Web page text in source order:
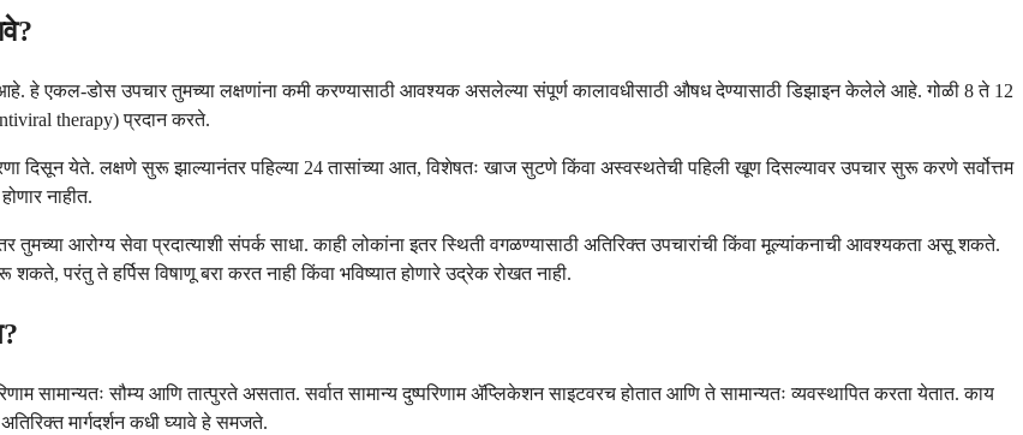
हे एकल-डोस उपचार तुमच्या लक्षणांना कमी करण्यासाठी आवश्यक असलेल्या संपूर्ण कालावधीसाठी औषध देण्यासाठी डिझाइन केलेले आहे. गोळी 8 ते 12
therapy) प्रदान करते.
दिसून येते. लक्षणे सुरू झाल्यानंतर पहिल्या 24 तासांच्या आत, विशेषतः खाज सुटणे किंवा अस्वस्थतेची पहिली खूण दिसल्यावर उपचार सुरू करणे सर्वोत्तम
नाहीत.
तुमच्या आरोग्य सेवा प्रदात्याशी संपर्क साधा. काही लोकांना इतर स्थिती वगळण्यासाठी अतिरिक्त उपचारांची किंवा मूल्यांकनाची आवश्यकता असू शकते.
परंतु ते हर्पिस विषाणू बरा करत नाही किंवा भविष्यात होणारे उद्रेक रोखत नाही.
सामान्यतः सौम्य आणि तात्पुरते असतात. सर्वात सामान्य दुष्परिणाम ॲप्लिकेशन साइटवरच होतात आणि ते सामान्यतः व्यवस्थापित करता येतात. काय
मार्गदर्शन कधी घ्यावे हे समजते.